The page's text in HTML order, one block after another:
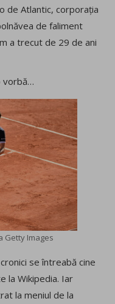
de Atlantic, corporația
de faliment
a trecut de 29 de ani
vorbă…
Getty Images
se întreabă cine
la Wikipedia. Iar
la meniul de la